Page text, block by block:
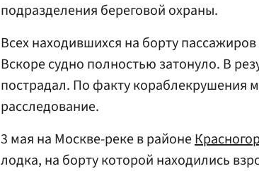
подразделения береговой охраны.
Всех находившихся на борту
Вскоре судно полностью затонуло. В
пострадал. По факту кораблекрушения
расследование.
3 мая на Москве-реке в районе
лодка, на борту которой находились